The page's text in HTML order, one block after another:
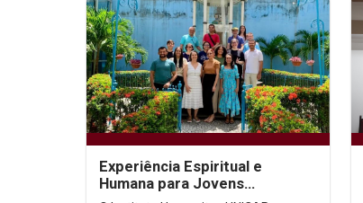
Experiência Espiritual e
Humana para Jovens